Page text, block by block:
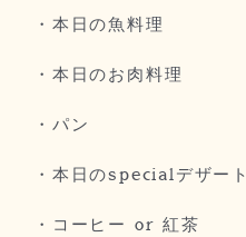
・本日の魚料理
・本日のお肉料理
・パン
・本日のspecialデザート
・コーヒー or 紅茶